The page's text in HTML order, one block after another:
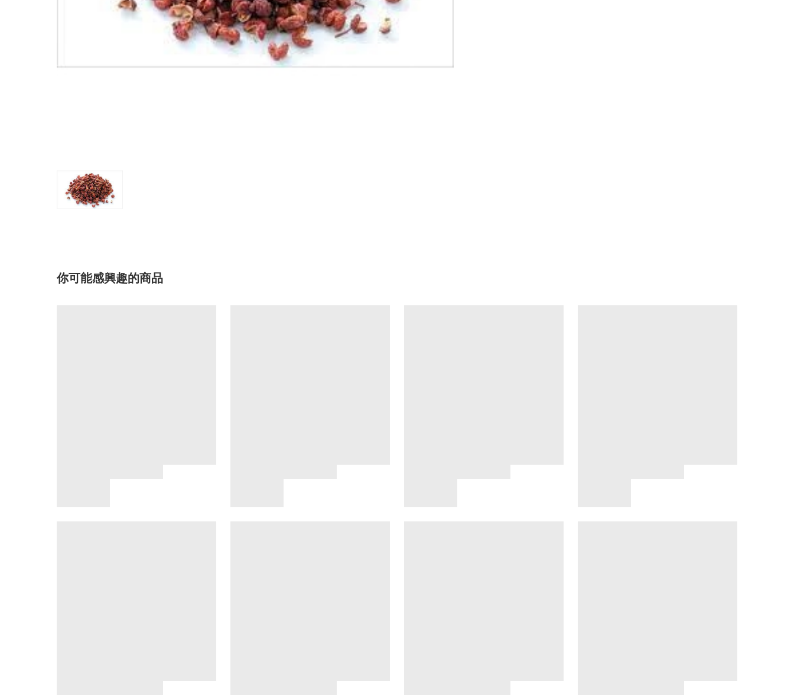
你可能感興趣的商品